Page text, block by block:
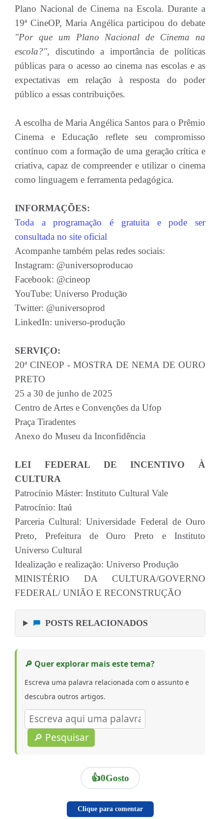
Plano Nacional de Cinema na Escola. Durante a
19ª CineOP, Maria Angélica participou do debate
"Por que um Plano Nacional de Cinema na
escola?", discutindo a importância de políticas
públicas para o acesso ao cinema nas escolas e as
expectativas em relação à resposta do poder
público a essas contribuições.
A escolha de Maria Angélica Santos para o Prêmio
Cinema e Educação reflete seu compromisso
contínuo com a formação de uma geração crítica e
criativa, capaz de compreender e utilizar o cinema
como linguagem e ferramenta pedagógica.
INFORMAÇÕES:
Toda a programação é gratuita e pode ser
consultada no site oficial
Acompanhe também pelas redes sociais:
Instagram: @universoproducao
Facebook: @cineop
YouTube: Universo Produção
Twitter: @universoprod
LinkedIn: universo-produção
SERVIÇO:
20ª CINEOP - MOSTRA DE NEMA DE OURO
PRETO
25 a 30 de junho de 2025
Centro de Artes e Convenções da Ufop
Praça Tiradentes
Anexo do Museu da Inconfidência
LEI FEDERAL DE INCENTIVO À
CULTURA
Patrocínio Máster: Instituto Cultural Vale
Patrocínio: Itaú
Parceria Cultural: Universidade Federal de Ouro
Preto, Prefeitura de Ouro Preto e Instituto
Universo Cultural
Idealização e realização: Universo Produção
MINISTÉRIO DA CULTURA/GOVERNO
FEDERAL/ UNIÃO E RECONSTRUÇÃO
POSTS RELACIONADOS
🔎 Quer explorar mais este tema?
Escreva uma palavra relacionada com o assunto e
descubra outros artigos.
🔎 Pesquisar
👍0Gosto
Clique para comentar